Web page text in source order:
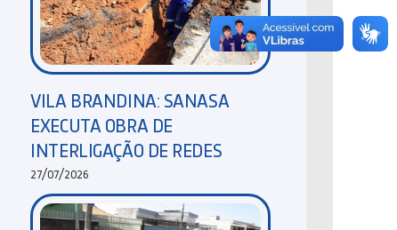
VILA BRANDINA: SANASA
EXECUTA OBRA DE
INTERLIGAÇÃO DE REDES
27/07/2026